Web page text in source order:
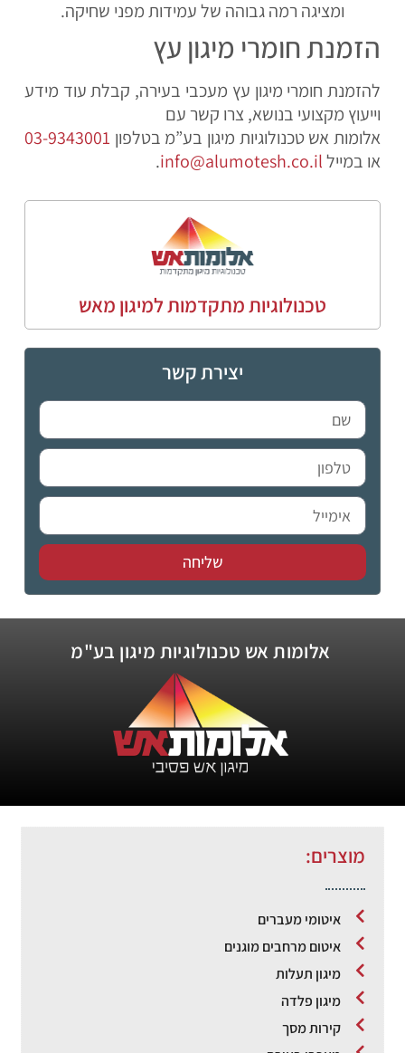
ומציגה רמה גבוהה של עמידות מפני שחיקה.
הזמנת חומרי מיגון עץ
להזמנת חומרי מיגון עץ מעכבי בעירה, קבלת עוד מידע
וייעוץ מקצועי בנושא, צרו קשר עם
אלומות אש טכנולוגיות מיגון בע”מ בטלפון 03-9343001
או במיילinfo@alumotesh.co.il
.
טכנולוגיות מתקדמות למיגון מאש
יצירת קשר
שליחה
אלומות אש טכנולוגיות מיגון בע"מ
מוצרים:
איטומי מעברים
איטום מרחבים מוגנים
מיגון תעלות
מיגון פלדה
קירות מסך